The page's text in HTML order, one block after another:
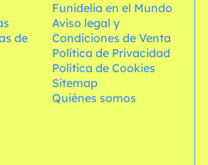
de
Funidelia en el Mundo
Aviso legal y
Condiciones de Venta
Política de Privacidad
Política de Cookies
Sitemap
Quiénes somos